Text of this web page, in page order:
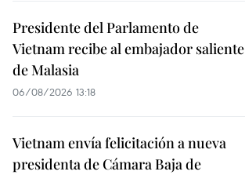
Presidente del Parlamento de
Vietnam recibe al embajador saliente
de Malasia
06/08/2026 13:18
Vietnam envía felicitación a nueva
presidenta de Cámara Baja de